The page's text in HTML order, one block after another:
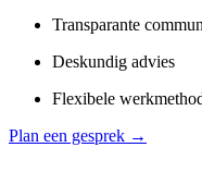
Transparante
Deskundig advies
Flexibele
Plan een gesprek →